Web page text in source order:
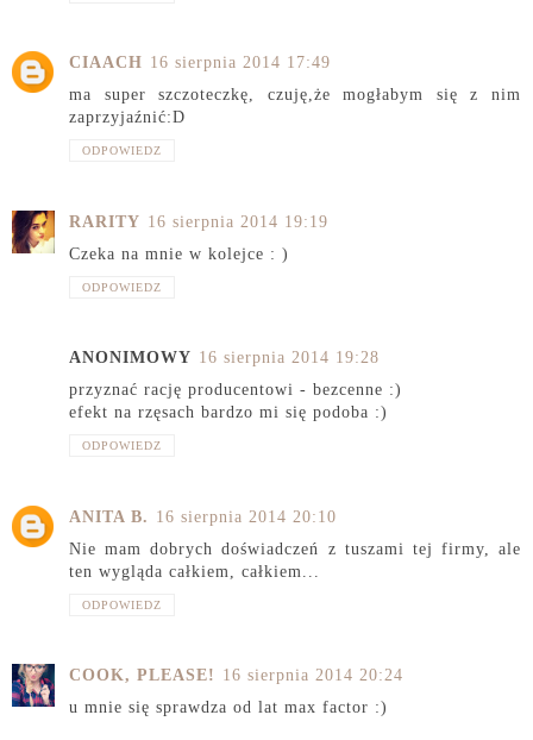
CIAACH 16 sierpnia 2014 17:49
ma super szczoteczkę, czuję,że mogłabym się z nim
zaprzyjaźnić:D
ODPOWIEDZ
RARITY 16 sierpnia 2014 19:19
Czeka na mnie w kolejce : )
ODPOWIEDZ
ANONIMOWY 16 sierpnia 2014 19:28
przyznać rację producentowi - bezcenne :)
efekt na rzęsach bardzo mi się podoba :)
ODPOWIEDZ
ANITA B. 16 sierpnia 2014 20:10
Nie mam dobrych doświadczeń z tuszami tej firmy, ale
ten wygląda całkiem, całkiem...
ODPOWIEDZ
COOK, PLEASE! 16 sierpnia 2014 20:24
u mnie się sprawdza od lat max factor :)